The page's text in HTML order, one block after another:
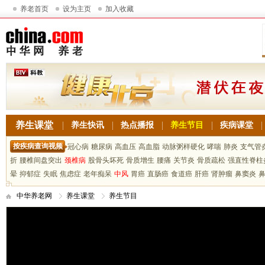
养老首页 设为主页 加入收藏
养生课堂 养生快讯 热点播报 养生节目 疾病课堂
按疾病查询视频 冠心病 糖尿病 高血压 高血脂 动脉粥样硬化 哮喘 肺炎 支气管
折 腰椎间盘突出 颈椎病 股骨头坏死 骨质增生 腰痛 关节炎 骨质疏松 强直性脊柱
晕 抑郁症 失眠 焦虑症 老年痴呆 中风 胃癌 直肠癌 食道癌 肝癌 肾肿瘤 鼻窦炎
中华养老网 养生课堂 养生节目